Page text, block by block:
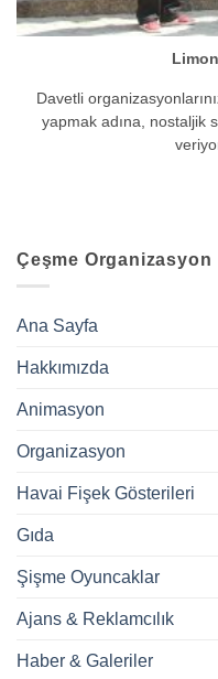
Davetli
yapmak adına, nostaljik
Çeşme Organizasyon
Ana Sayfa
Hakkımızda
Animasyon
Organizasyon
Havai Fişek Gösterileri
Gıda
Şişme Oyuncaklar
Ajans & Reklamcılık
Haber & Galeriler